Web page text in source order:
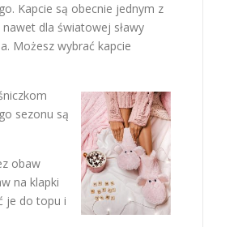
Kapcie są obecnie jednym z
dla światowej sławy
Możesz wybrać kapcie
sezonu są
obaw
na klapki
je do topu i